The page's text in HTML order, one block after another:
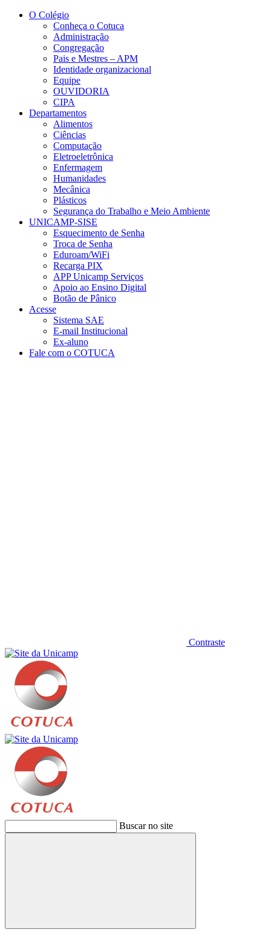
Conteúdo principal
O Colégio
Conheça o Cotuca
Administração
Congregação
Pais e Mestres – APM
Identidade organizacional
Equipe
OUVIDORIA
CIPA
Departamentos
Alimentos
Ciências
Computação
Eletroeletrônica
Enfermagem
Humanidades
Mecânica
Plásticos
Segurança do Trabalho e Meio Ambiente
UNICAMP-SISE
Esquecimento de Senha
Troca de Senha
Eduroam/WiFi
Recarga PIX
APP Unicamp Serviços
Apoio ao Ensino Digital
Botão de Pânico
Acesse
Sistema SAE
E-mail Institucional
Ex-aluno
Fale com o COTUCA
Contraste
Buscar no site
Buscar